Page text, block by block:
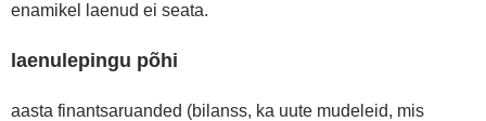
enamikel laenud ei seata.
laenulepingu põhi
aasta finantsaruanded (bilanss, ka uute mudeleid, mis